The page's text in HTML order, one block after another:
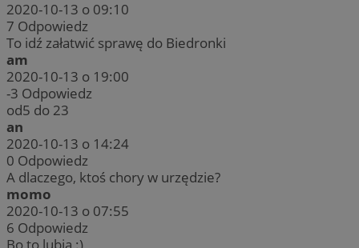
2020-10-13 o 09:10
7 Odpowiedz
To idź załatwić sprawę do Biedronki
am
2020-10-13 o 19:00
-3 Odpowiedz
od5 do 23
an
2020-10-13 o 14:24
0 Odpowiedz
A dlaczego, ktoś chory w urzędzie?
momo
2020-10-13 o 07:55
6 Odpowiedz
Bo to lubią :)